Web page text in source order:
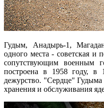
Гудым, Анадырь-1,
одного места - советская и
сопутствующим военным
построена в 1958 году, в
дежурство. "Сердце" Гудыма
хранения и обслуживания